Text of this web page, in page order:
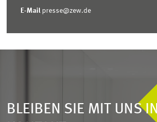
E-Mail presse@zew.de
BLEIBEN SIE MIT UNS IN